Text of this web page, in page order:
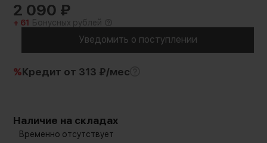
2 090 ₽
+ 61 Бонусных рублей
Уведомить о поступлении
%Кредит от 313 ₽/мес
Наличие на складах
Временно отсутствует